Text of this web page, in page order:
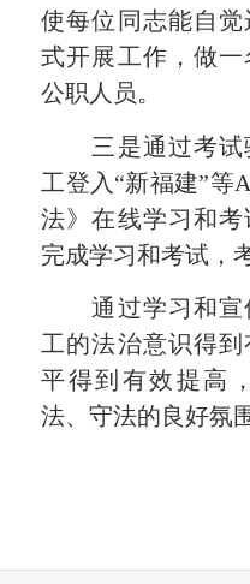
使每位同志能自
式开展工作，做
公职人员。
三是通过考试
工登入“新福建”等
法》在线学习和
完成学习和考试，
通过学习和宣
工的法治意识得
平得到有效提高
法、守法的良好氛